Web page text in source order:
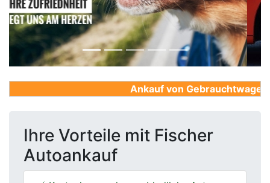
Ankauf von
Ihre Vorteile mit Fischer
Autoankauf